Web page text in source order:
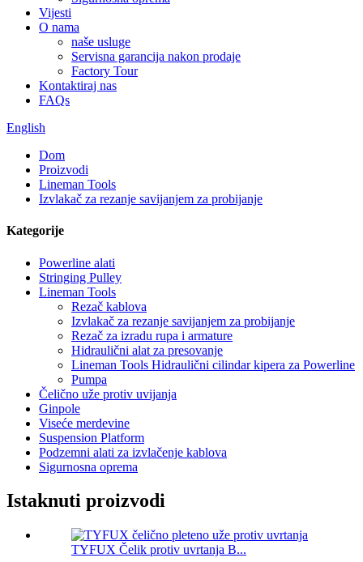
Vijesti
O nama
naše usluge
Servisna garancija nakon prodaje
Factory Tour
Kontaktiraj nas
FAQs
English
Dom
Proizvodi
Lineman Tools
Izvlakač za rezanje savijanjem za probijanje
Kategorije
Powerline alati
Stringing Pulley
Lineman Tools
Rezač kablova
Izvlakač za rezanje savijanjem za probijanje
Rezač za izradu rupa i armature
Hidraulični alat za presovanje
Lineman Tools Hidraulični cilindar kipera za Powerline
Pumpa
Čelično uže protiv uvijanja
Ginpole
Viseće merdevine
Suspension Platform
Podzemni alati za izvlačenje kablova
Sigurnosna oprema
Istaknuti proizvodi
TYFUX Čelik protiv uvrtanja B...